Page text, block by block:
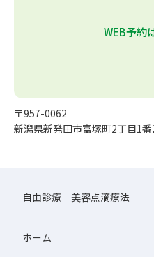
WEB予約
〒957-0062
新潟県新発田市富塚町2丁目1
自由診療 美容点滴療法
ホーム